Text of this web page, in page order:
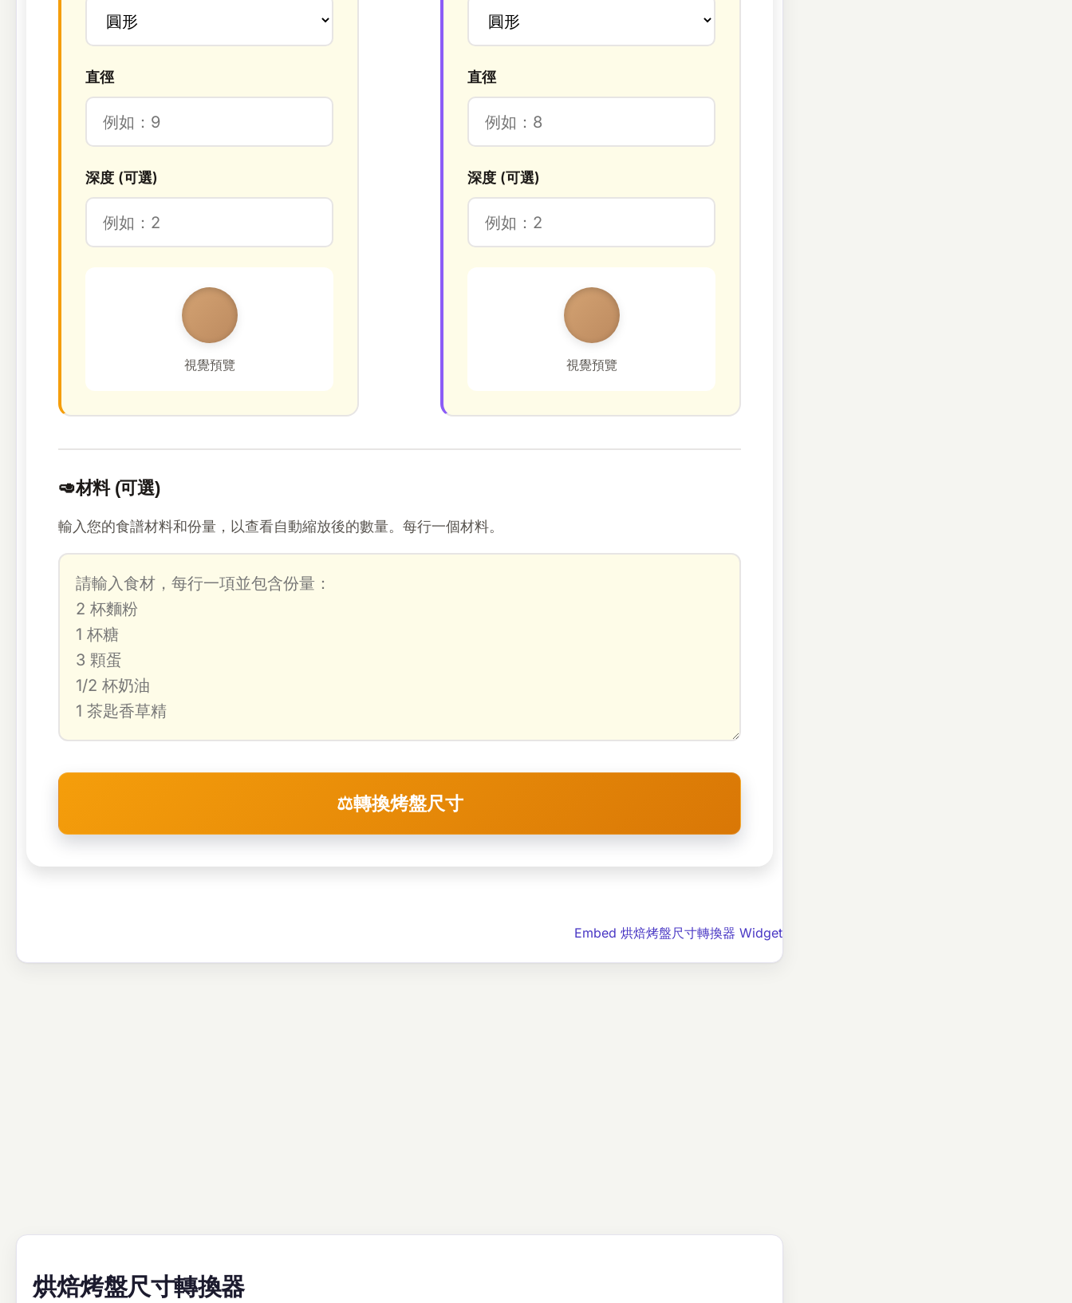
直徑
深度 (可選)
視覺預覽
直徑
深度 (可選)
視覺預覽
🥑材料 (可選)
輸入您的食譜材料和份量，以查看自動縮放後的數量。每行一個材料。
⚖轉換烤盤尺寸
Embed 烘焙烤盤尺寸轉換器 Widget
烘焙烤盤尺寸轉換器